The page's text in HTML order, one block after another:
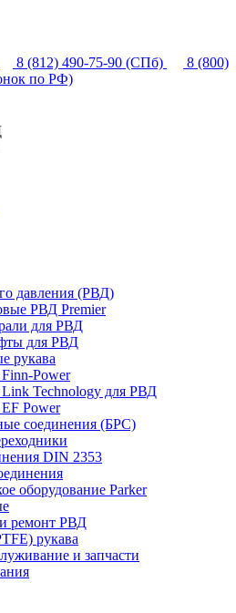
8 (812) 490-75-90 (СПб)
8 (800)
по РФ)
давления (РВД)
РВД Premier
для РВД
для РВД
рукава
Power
Technology для РВД
Power
соединения (БРС)
DIN 2353
оборудование Parker
ремонт РВД
рукава
и запчасти